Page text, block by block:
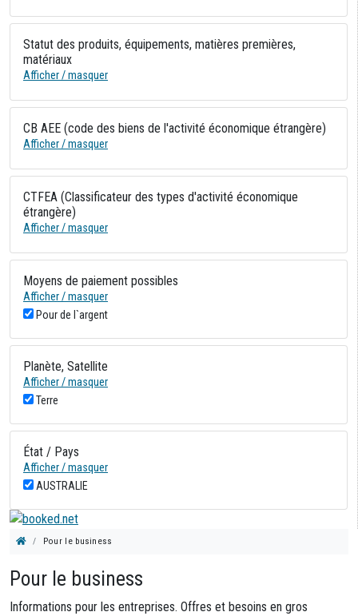
Statut des produits, équipements, matières premières,
matériaux
Afficher / masquer
CB AEE (code des biens de l'activité économique étrangère)
Afficher / masquer
CTFEA (Classificateur des types d'activité économique
étrangère)
Afficher / masquer
Moyens de paiement possibles
Afficher / masquer
Pour de l`argent
Planète, Satellite
Afficher / masquer
Terre
État / Pays
Afficher / masquer
AUSTRALIE
Pour le business
Pour le business
Informations pour les entreprises. Offres et besoins en gros